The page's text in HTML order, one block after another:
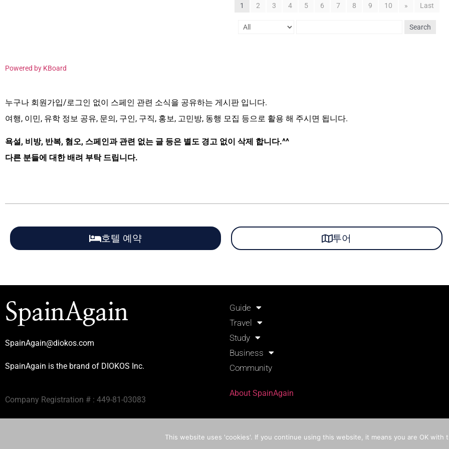
1 2 3 4 5 6 7 8 9 10 » Last
Search
Powered by KBoard
누구나 회원가입/로그인 없이 스페인 관련 소식을 공유하는 게시판 입니다.
여행, 이민, 유학 정보 공유, 문의, 구인, 구직, 홍보, 고민방, 동행 모집 등으로 활용 해 주시면 됩니다.
욕설, 비방, 반복, 혐오, 스페인과 관련 없는 글 등은 별도 경고 없이 삭제 합니다.^^
다른 분들에 대한 배려 부탁 드립니다.
호텔 예약 투어
SpainAgain
SpainAgain@diokos.com
SpainAgain is the brand of DIOKOS Inc.
Company Registration # : 449-81-03083
Guide
Travel
Study
Business
Community
About SpainAgain
This website uses 'cookies'. If you continue using this website, it means you are OK with